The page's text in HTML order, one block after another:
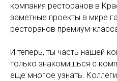
компания ресторанов в
заметные проекты в мире
ресторанов премиум-
И теперь, ты часть нашей
только знакомишься с
еще многое узнать.